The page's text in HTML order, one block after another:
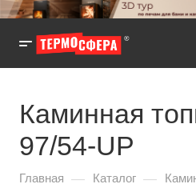
Каминная
97/54-UP
Главная — Каталог —